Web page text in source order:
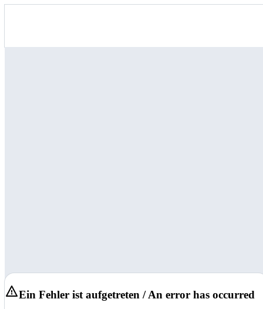
Ein Fehler ist aufgetreten / An error has occurred